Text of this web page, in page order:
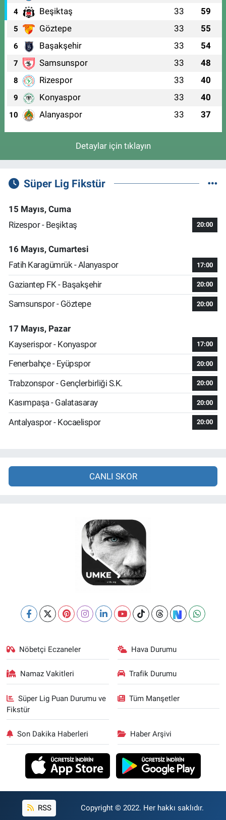
4 Beşiktaş 33 59
5 Göztepe 33 55
6 Başakşehir 33 54
7 Samsunspor 33 48
8 Rizespor 33 40
9 Konyaspor 33 40
10 Alanyaspor 33 37
Detaylar için tıklayın
Süper Lig Fikstür
15 Mayıs, Cuma
Rizespor - Beşiktaş
20:00
16 Mayıs, Cumartesi
Fatih Karagümrük - Alanyaspor
17:00
Gaziantep FK - Başakşehir 20:00
Samsunspor - Göztepe 20:00
17 Mayıs, Pazar
Kayserispor - Konyaspor
17:00
Fenerbahçe - Eyüpspor 20:00
Trabzonspor - Gençlerbirliği S.K. 20:00
Kasımpaşa - Galatasaray 20:00
Antalyaspor - Kocaelispor 20:00
CANLI SKOR
Nöbetçi Eczaneler Hava Durumu
Namaz Vakitleri Trafik Durumu
Süper Lig Puan Durumu ve
Fikstür
Tüm Manşetler
Son Dakika Haberleri Haber Arşivi
RSS Copyright © 2022. Her hakkı saklıdır.